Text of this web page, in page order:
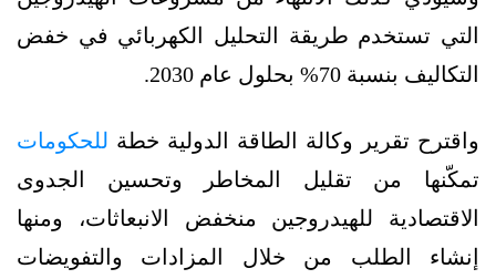
التي تستخدم طريقة التحليل الكهربائي في خفض
التكاليف بنسبة 70% بحلول عام 2030.
واقترح تقرير وكالة الطاقة الدولية خطة للحكومات
تمكّنها من تقليل المخاطر وتحسين الجدوى
الاقتصادية للهيدروجين منخفض الانبعاثات، ومنها
إنشاء الطلب من خلال المزادات والتفويضات